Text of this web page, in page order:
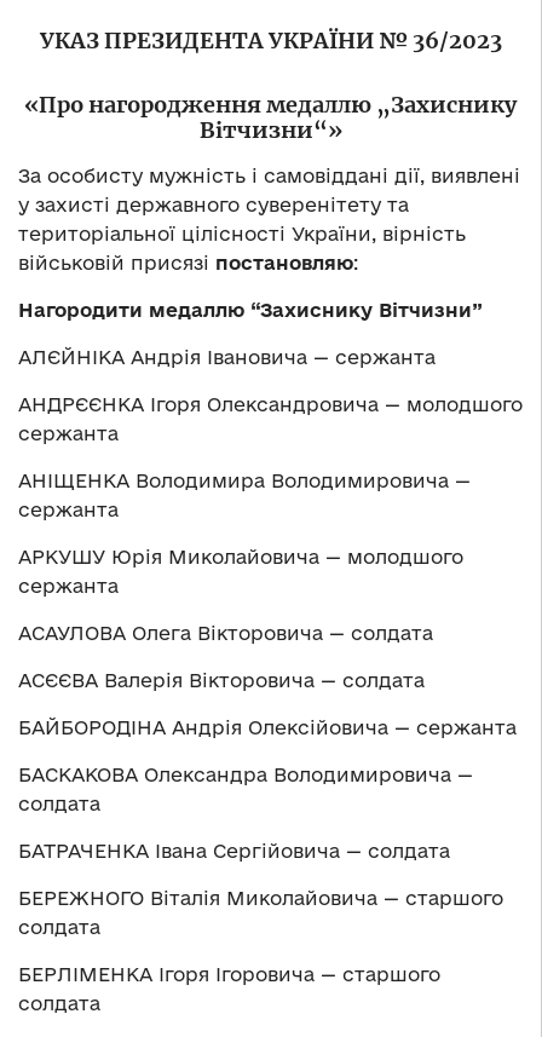
УКАЗ ПРЕЗИДЕНТА УКРАЇНИ № 36/2023
«Про нагородження медаллю „Захиснику
Вітчизни“»
За особисту мужність і самовіддані дії, виявлені
у захисті державного суверенітету та
територіальної цілісності України, вірність
військовій присязі постановляю:
Нагородити медаллю “Захиснику Вітчизни”
АЛЄЙНІКА Андрія Івановича — сержанта
АНДРЄЄНКА Ігоря Олександровича — молодшого
сержанта
АНІЩЕНКА Володимира Володимировича —
сержанта
АРКУШУ Юрія Миколайовича — молодшого
сержанта
АСАУЛОВА Олега Вікторовича — солдата
АСЄЄВА Валерія Вікторовича — солдата
БАЙБОРОДІНА Андрія Олексійовича — сержанта
БАСКАКОВА Олександра Володимировича —
солдата
БАТРАЧЕНКА Івана Сергійовича — солдата
БЕРЕЖНОГО Віталія Миколайовича — старшого
солдата
БЕРЛІМЕНКА Ігоря Ігоровича — старшого
солдата